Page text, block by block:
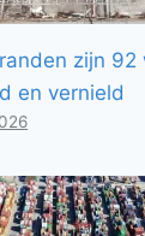
zijn 92
en vernield